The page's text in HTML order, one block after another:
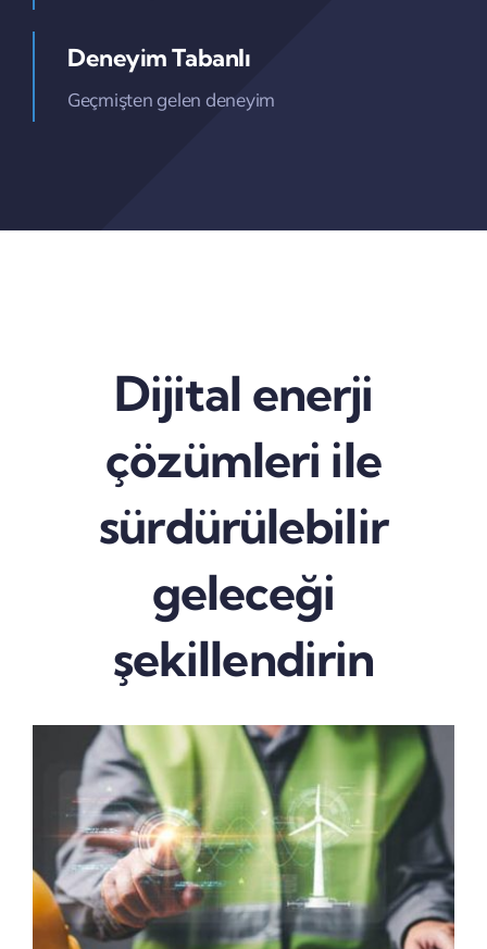
Deneyim Tabanlı
Geçmişten gelen deneyim
Dijital enerji
çözümleri ile
sürdürülebilir
geleceği
şekillendirin